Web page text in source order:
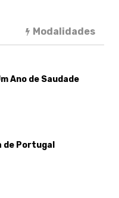
Modalidades
Ano de Saudade
de Portugal